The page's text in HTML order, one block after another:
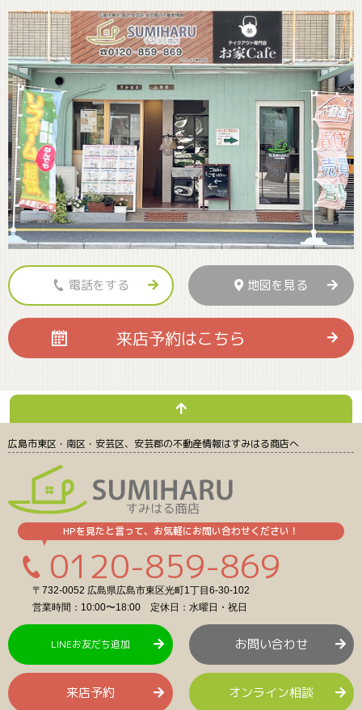
電話をする 地図を見る
来店予約はこちら
広島市東区・南区・安芸区、安芸郡の不動産情報はすみはる商店へ
HPを見たと言って、お気軽にお問い合わせください！
0120-859-869
〒732-0052 広島県広島市東区光町1丁目6-30-102
営業時間：10:00〜18:00 定休日：水曜日・祝日
LINEお友だち追加 お問い合わせ
来店予約 オンライン相談